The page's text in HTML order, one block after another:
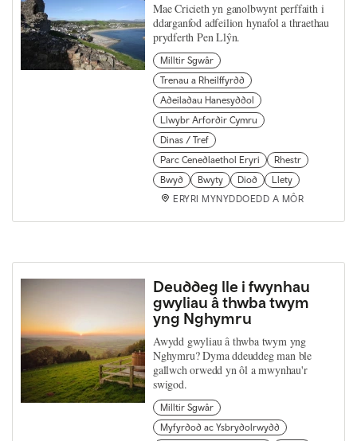
Mae Cricieth yn ganolbwynt perffaith i
ddarganfod adfeilion hynafol a thraethau
prydferth Pen Llŷn.
Milltir Sgwâr
Trenau a Rheilffyrdd
Adeiladau Hanesyddol
Llwybr Arfordir Cymru
Dinas / Tref
Parc Cenedlaethol Eryri
Rhestr
Bwyd
Bwyty Diod
Llety
ERYRI MYNYDDOEDD A MÔR
Deuddeg lle i fwynhau
gwyliau â thwba twym
yng Nghymru
Awydd gwyliau â thwba twym yng
Nghymru? Dyma ddeuddeg man ble
gallwch orwedd yn ôl a mwynhau'r
swigod.
Milltir Sgwâr
Myfyrdod ac Ysbrydolrwydd